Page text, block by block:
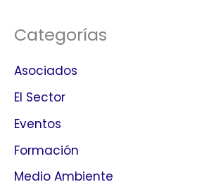
Categorías
Asociados
El Sector
Eventos
Formación
Medio Ambiente